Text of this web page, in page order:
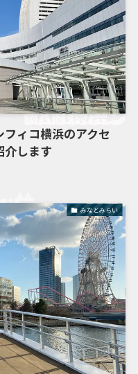
ィコ横浜のアクセ
介します
みなとみらい